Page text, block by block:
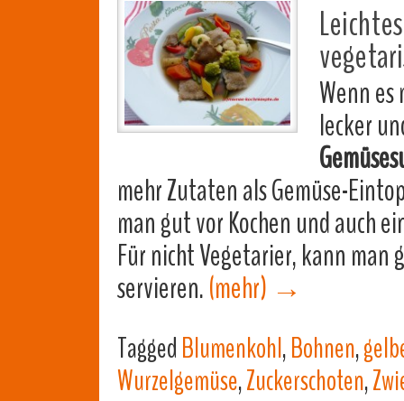
Wenn
lecker
mehr Zutaten als Gemüse-
man gut vor Kochen und auch
Für nicht Vegetarier, kann
servieren.(mehr) →
TaggedBlumenkohl,Bohnen,
Wurzelgemüse,Zuckerschoten,